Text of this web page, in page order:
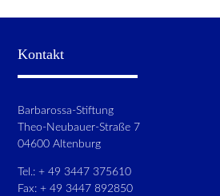
Kontakt
Barbarossa-Stiftung
Theo-Neubauer-Straße 7
04600 Altenburg
Tel.: + 49 3447 375610
Fax: + 49 3447 892850